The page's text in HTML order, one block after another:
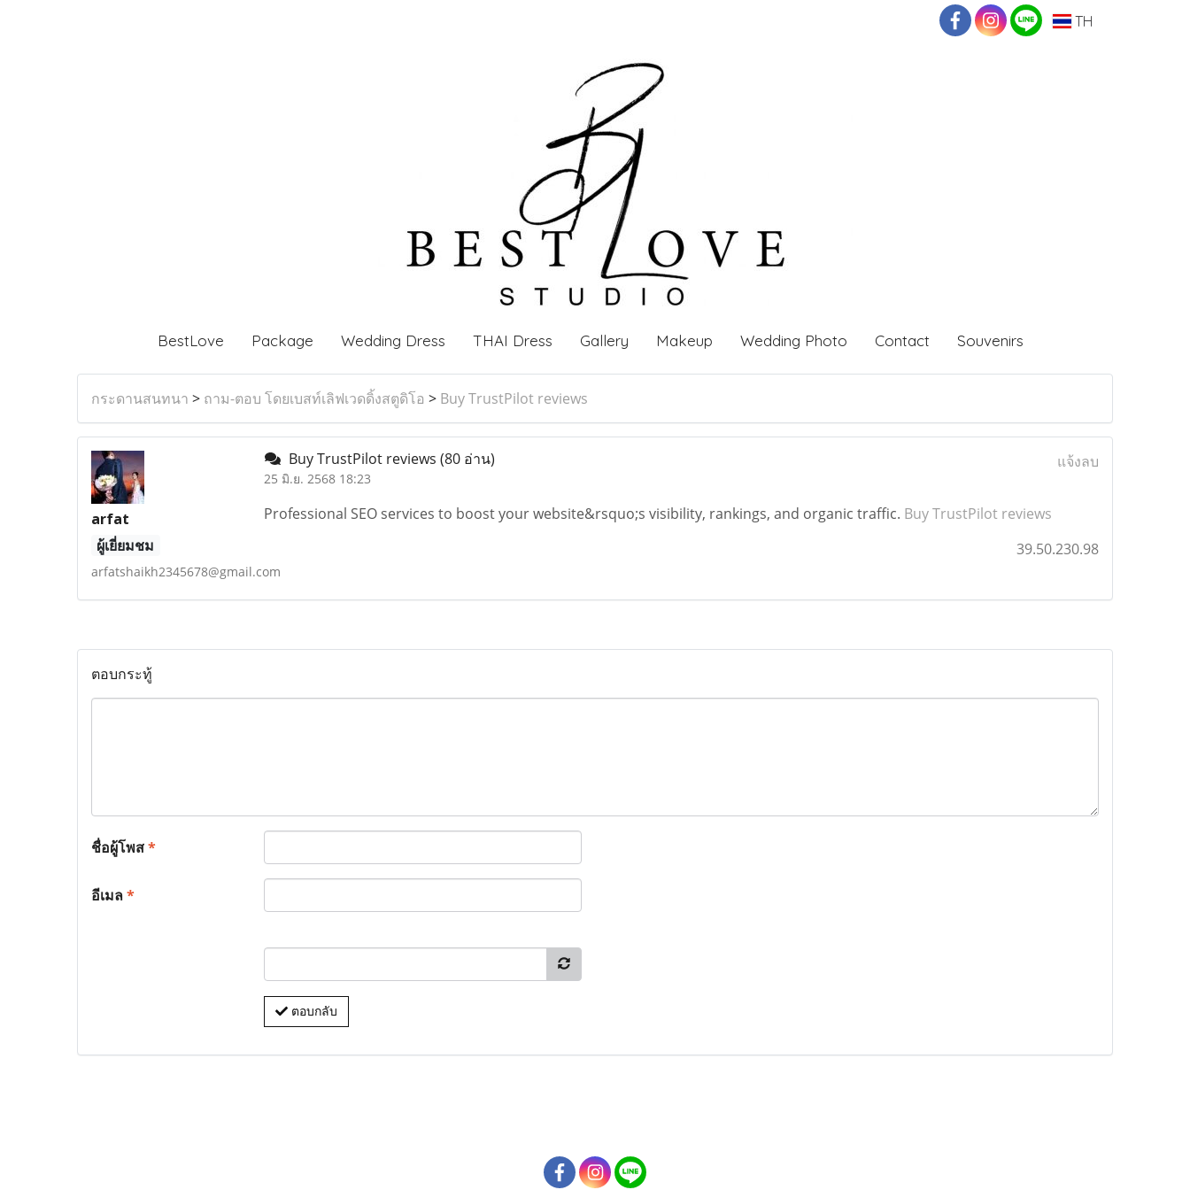
TH
BestLove Package Wedding Dress THAI Dress Gallery Makeup Wedding Photo Contact Souvenirs
กระดานสนทนา > ถาม-ตอบ โดยเบสท์เลิฟเวดดิ้งสตูดิโอ > Buy TrustPilot reviews
arfat
ผู้เยี่ยมชม
arfatshaikh2345678@gmail.com
Buy TrustPilot reviews (80 อ่าน)
25 มิ.ย. 2568 18:23
แจ้งลบ
Professional SEO services to boost your website&rsquo;s visibility, rankings, and organic traffic. Buy TrustPilot reviews
39.50.230.98
ตอบกระทู้
ชื่อผู้โพส*
อีเมล*
ตอบกลับ